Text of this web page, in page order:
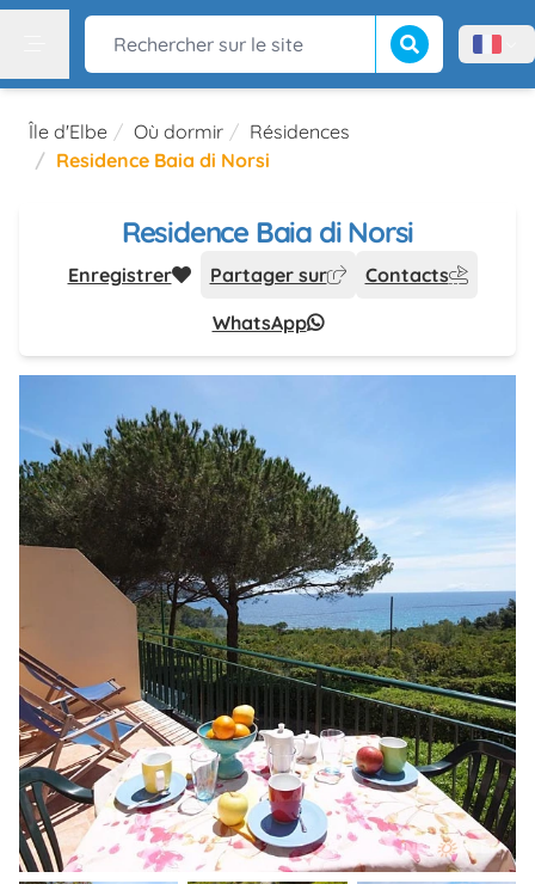
Rechercher sur le site Lancer la Menù
Île d'Elbe Où dormir
Résidences
Residence Baia di Norsi
Residence Baia di Norsi
Enregistrer Partager sur
Contacts
WhatsApp